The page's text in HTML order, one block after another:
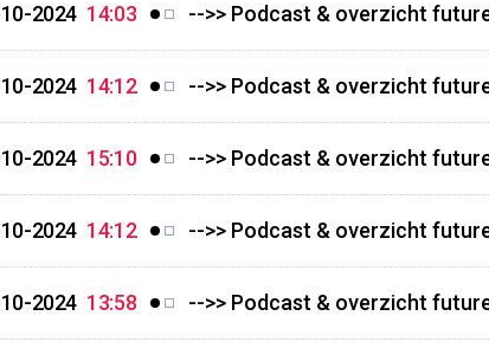
2024 14:03 -->> Podcast & overzicht
2024 14:12 -->> Podcast & overzicht
2024 15:10 -->> Podcast & overzicht
2024 14:12 -->> Podcast & overzicht
2024 13:58 -->> Podcast & overzicht